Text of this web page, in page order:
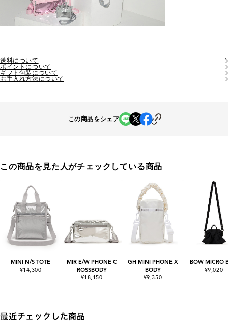
送料について
ポイントについて
ギフト包装について
お手入れ方法について
この商品をシェア
この商品を見た人がチェックしている商品
MINI N/S TOTE
¥14,300
MIR E/W PHONE C
ROSSBODY
¥18,150
GH MINI PHONE X
BODY
¥9,350
BOW MICRO
¥9,020
最近チェックした商品